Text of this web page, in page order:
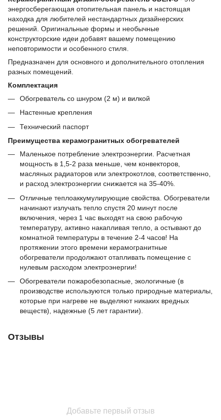
энергосберегающая отопительная панель и настоящая
находка для любителей нестандартных дизайнерских
решений. Оригинальные формы и необычные
конструкторские идеи добавят вашему помещению
неповторимости и особенного стиля.
Предназначен для основного и дополнительного отопления
разных помещений.
Комплектация
Обогреватель со шнуром (2 м) и вилкой
Настенные крепления
Технический паспорт
Преимущества керамогранитных обогревателей
Маленькое потребление электроэнергии. Расчетная
мощность в 1,5-2 раза меньше, чем конвекторов,
масляных радиаторов или электрокотлов, соответственно,
и расход электроэнергии снижается на 35-40%.
Отличные теплоаккумулирующие свойства. Обогреватели
начинают излучать тепло спустя 20 минут после
включения, через 1 час выходят на свою рабочую
температуру, активно накапливая тепло, а остывают до
комнатной температуры в течение 2-4 часов! На
протяжении этого времени керамогранитные
обогреватели продолжают отапливать помещение с
нулевым расходом электроэнергии!
Обогреватели пожаробезопасные, экологичные (в
производстве используются только природные материалы,
которые при нагреве не выделяют никаких вредных
веществ), надежные (5 лет гарантии).
Отзывы
Добавьте первый отзыв